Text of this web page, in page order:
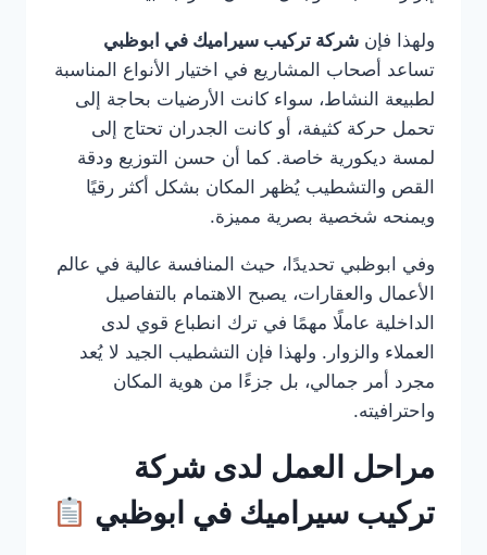
ولهذا فإن شركة تركيب سيراميك في ابوظبي
تساعد أصحاب المشاريع في اختيار الأنواع المناسبة
لطبيعة النشاط، سواء كانت الأرضيات بحاجة إلى
تحمل حركة كثيفة، أو كانت الجدران تحتاج إلى
لمسة ديكورية خاصة. كما أن حسن التوزيع ودقة
القص والتشطيب يُظهر المكان بشكل أكثر رقيًا
ويمنحه شخصية بصرية مميزة.
وفي ابوظبي تحديدًا، حيث المنافسة عالية في عالم
الأعمال والعقارات، يصبح الاهتمام بالتفاصيل
الداخلية عاملًا مهمًا في ترك انطباع قوي لدى
العملاء والزوار. ولهذا فإن التشطيب الجيد لا يُعد
مجرد أمر جمالي، بل جزءًا من هوية المكان
واحترافيته.
مراحل العمل لدى شركة
تركيب سيراميك في ابوظبي